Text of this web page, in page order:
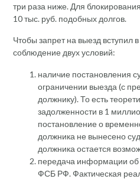
три раза ниже. Для
10 тыс. руб. подобных долгов.
Чтобы запрет на выезд вступил
соблюдение двух условий:
наличие постановления
ограничении выезда (с
должнику). То есть
задолженности в 1
постановление о
должника не вынесено
должника остается
передача информации об
ФСБ РФ. Фактическая